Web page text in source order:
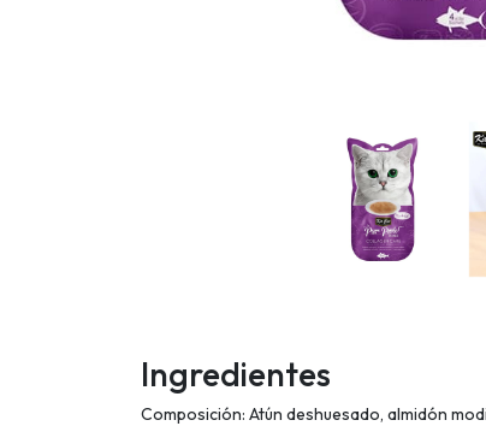
Ingredientes
Composición: Atún deshuesado, almidón